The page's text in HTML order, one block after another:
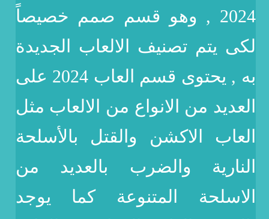
2024 , وهو قسم صمم خصيصاً
لكى يتم تصنيف الالعاب الجديدة
به , يحتوى قسم العاب 2024 على
العديد من الانواع من الالعاب مثل
العاب الاكشن والقتل بالأسلحة
النارية والضرب بالعديد من
الاسلحة المتنوعة كما يوجد